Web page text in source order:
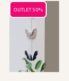
50% OUTLET
50% OUTLET